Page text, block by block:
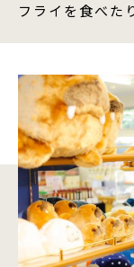
フライを食べた